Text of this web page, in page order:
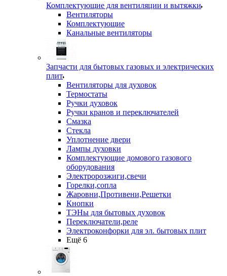
Комплектующие для вентиляции и вытяжки
Вентиляторы
Комплектующие
Канальные вентиляторы
Запчасти для бытовых газовых и электрических
плит
Вентиляторы для духовок
Термостаты
Ручки духовок
Ручки кранов и переключателей
Смазка
Стекла
Уплотнение двери
Лампы духовки
Комплектующие домового газового
оборудования
Электророзжиги,свечи
Горелки,сопла
Жаровни,Противени,Решетки
Кнопки
ТЭНы для бытовых духовок
Переключатели,реле
Электроконфорки для эл. бытовых плит
Ещё 6